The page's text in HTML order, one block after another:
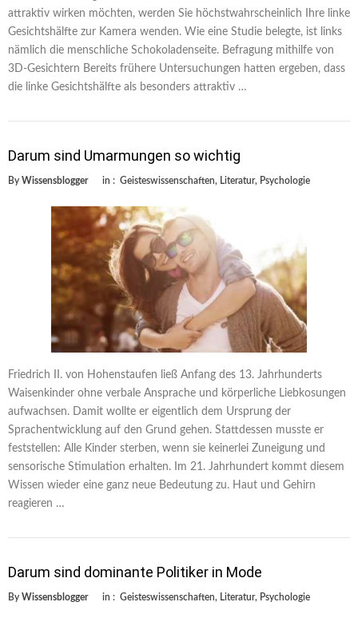
attraktiv wirken möchten, werden Sie höchstwahrscheinlich Ihre linke
Gesichtshälfte zur Kamera wenden. Wie eine Studie belegte, ist links
nämlich die menschliche Schokoladenseite. Befragung mithilfe von
3D-Gesichtern Bereits frühere Untersuchungen hatten ergeben, dass
die linke Gesichtshälfte als besonders attraktiv …
Darum sind Umarmungen so wichtig
By Wissensblogger in : Geisteswissenschaften, Literatur, Psychologie
Friedrich II. von Hohenstaufen ließ Anfang des 13. Jahrhunderts
Waisenkinder ohne verbale Ansprache und körperliche Liebkosungen
aufwachsen. Damit wollte er eigentlich dem Ursprung der
Sprachentwicklung auf den Grund gehen. Stattdessen musste er
feststellen: Alle Kinder sterben, wenn sie keinerlei Zuneigung und
sensorische Stimulation erhalten. Im 21. Jahrhundert kommt diesem
Wissen wieder eine ganz neue Bedeutung zu. Haut und Gehirn
reagieren …
Darum sind dominante Politiker in Mode
By Wissensblogger in : Geisteswissenschaften, Literatur, Psychologie